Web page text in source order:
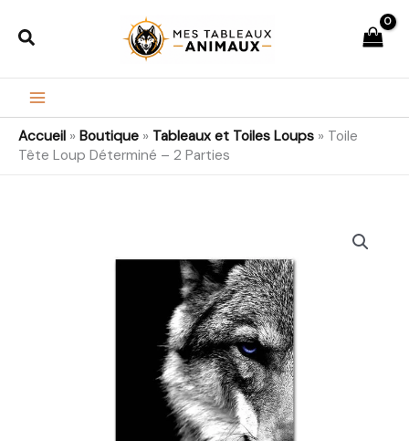
Rechercher
Accueil » Boutique » Tableaux et Toiles Loups » Toile
Tête Loup Déterminé – 2 Parties
de
prix :
26,99€
à
36,99€